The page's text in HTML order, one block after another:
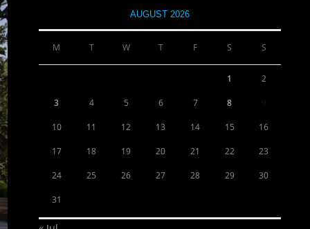
AUGUST 2026
M T W T F S S
1 2
3 4 5 6 7 8
10 11 12 13 14 15 16
17 18 19 20 21 22 23
24 25 26 27 28 29 30
31